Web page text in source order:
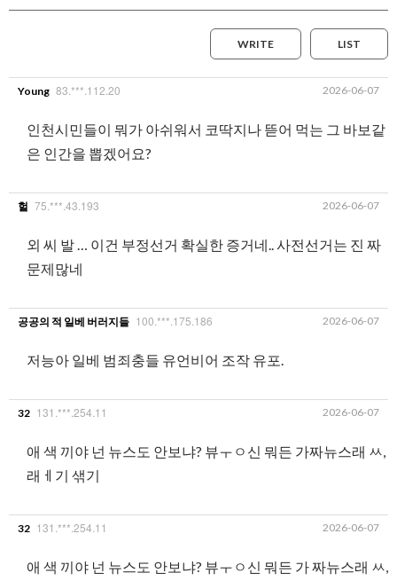
LIST
WRITE
Young 83.***.112.20 2026-06-07
인천시민들이 뭐가 아쉬워서 코딱지나 뜯어 먹는 그 바보같
은 인간을 뽑겠어요?
헐 75.***.43.193 2026-06-07
외 씨 발 … 이건 부정선거 확실한 증거네.. 사전선거는 진 짜
문제많네
공공의 적 일베 버러지들 100.***.175.186 2026-06-07
저능아 일베 범죄충들 유언비어 조작 유포.
32 131.***.254.11 2026-06-07
애 색 끼야 넌 뉴스도 안보냐? 뷰ㅜㅇ신 뭐든 가짜뉴스래 ㅆ,
래ㅔ기 샊기
32 131.***.254.11 2026-06-07
애 색 끼야 넌 뉴스도 안보냐? 뷰ㅜㅇ신 뭐든 가 짜뉴스래 ㅆ,